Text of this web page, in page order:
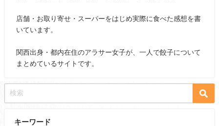
店舗・お取り寄せ・スーパーをはじめ実際に食べた感想を書
いています。
関西出身・都内在住のアラサー女子が、一人で餃子について
まとめているサイトです。
キーワード